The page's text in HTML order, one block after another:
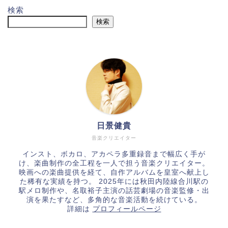
検索
検索
音楽クリエイター
日景健貴
インスト、ボカロ、アカペラ多重録音まで幅広く手が
け、楽曲制作の全工程を一人で担う音楽クリエイター。
映画への楽曲提供を経て、自作アルバムを皇室へ献上し
た稀有な実績を持つ。 2025年には秋田内陸線合川駅の
駅メロ制作や、名取裕子主演の話芸劇場の音楽監修・出
演を果たすなど、多角的な音楽活動を続けている。
詳細は プロフィールページ